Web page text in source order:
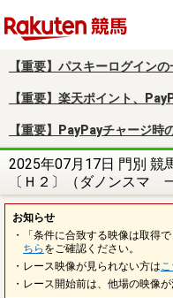
【重要】パスキーログイン
【重要】楽天ポイント、
【重要】PayPayチャージ時
2025年07月17日 門別 競
〔Ｈ２〕（ダノンスマ
お知らせ
・「条件に合致する映像は取得
ちら をご確認ください。
・レース映像が見られない方は
・レース開始前は、他場の映像